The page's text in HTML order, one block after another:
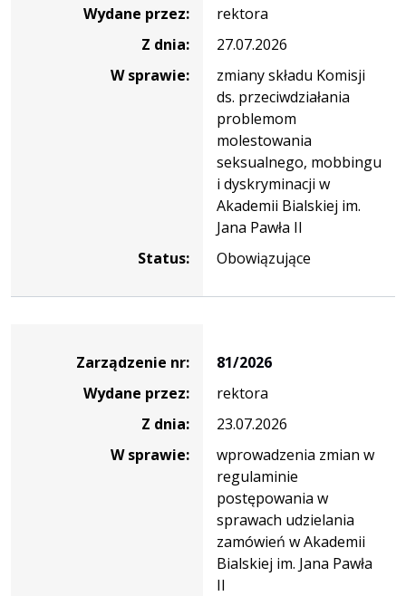
Wydane przez:
rektora
Z dnia:
27.07.2026
W sprawie:
zmiany składu Komisji
ds. przeciwdziałania
problemom
molestowania
seksualnego, mobbingu
i dyskryminacji w
Akademii Bialskiej im.
Jana Pawła II
Status:
Obowiązujące
Zarządzenie nr:
81/2026
Wydane przez:
rektora
Z dnia:
23.07.2026
W sprawie:
wprowadzenia zmian w
regulaminie
postępowania w
sprawach udzielania
zamówień w Akademii
Bialskiej im. Jana Pawła
II